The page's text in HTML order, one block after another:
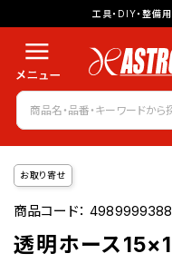
工具・DIY・整備
お取り寄せ
商品コード：
透明ホース